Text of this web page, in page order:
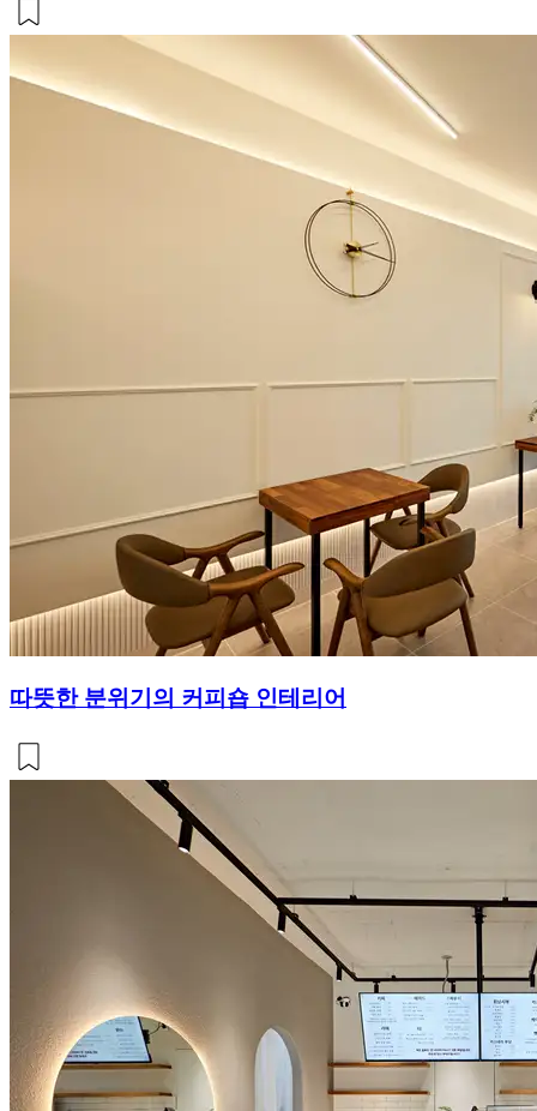
따뜻한 분위기의 커피숍 인테리어